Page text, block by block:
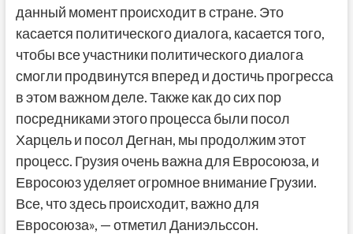
данный момент происходит в стране. Это
касается политического диалога, касается того,
чтобы все участники политического диалога
смогли продвинутся вперед и достичь прогресса
в этом важном деле. Также как до сих пор
посредниками этого процесса были посол
Харцель и посол Дегнан, мы продолжим этот
процесс. Грузия очень важна для Евросоюза, и
Евросоюз уделяет огромное внимание Грузии.
Все, что здесь происходит, важно для
Евросоюза», — отметил Даниэльссон.